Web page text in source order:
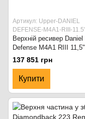
Артикул: Upper-DANIEL
DEFENSE-M4A1-RIII-
Верхній ресивер Daniel
Defense M4A1 RIII
Rem. Flat Dark Earth
137 851 грн
Купити